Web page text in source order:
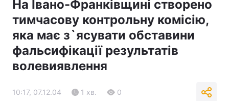
На Івано-Франківщині створено
тимчасову контрольну комісію,
яка має з`ясувати обставини
фальсифікації результатів
волевиявлення
10:17, 07.12.04 1 хв. 0